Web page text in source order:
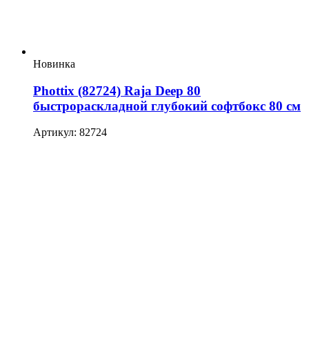
Новинка
Phottix (82724) Raja Deep 80
быстрораскладной глубокий софтбокс 80 см
Артикул: 82724